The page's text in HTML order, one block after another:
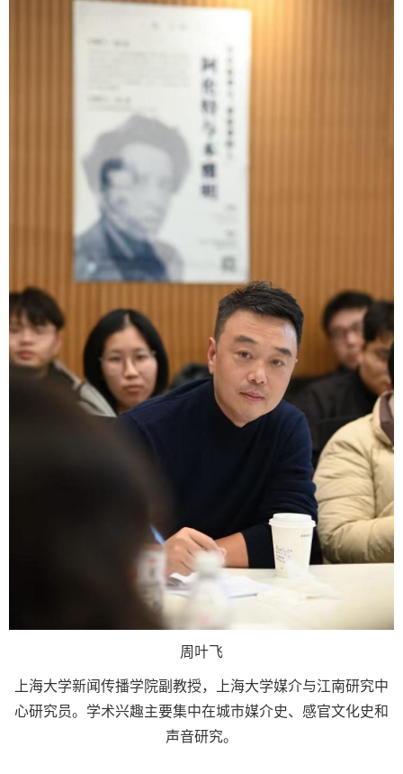
周叶飞
上海大学新闻传播学院副教授，上海大学媒介与江南研究中
心研究员。学术兴趣主要集中在城市媒介史、感官文化史和
声音研究。